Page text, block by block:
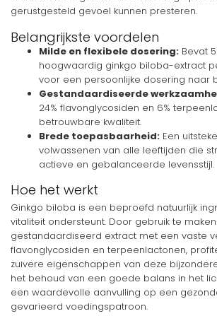
gerustgesteld gevoel kunnen presteren.
Belangrijkste voordelen
Milde en flexibele dosering: Bevat
hoogwaardig ginkgo biloba-extract
voor een persoonlijke dosering naar
Gestandaardiseerde
24% flavonglycosiden en 6%
betrouwbare kwaliteit.
Brede toepasbaarheid: Een
volwassenen van alle leeftijden die
actieve en gebalanceerde levensstijl.
Hoe het werkt
Ginkgo biloba is een beproefd natuurlijk
vitaliteit ondersteunt. Door gebruik te
gestandaardiseerd extract met een vaste
flavonglycosiden en terpeenlactonen,
zuivere eigenschappen van deze
het behoud van een goede balans in het
een waardevolle aanvulling op een
gevarieerd voedingspatroon.